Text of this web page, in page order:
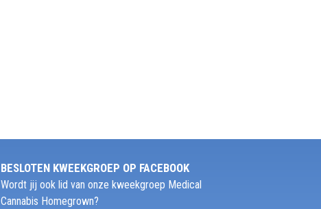
BESLOTEN KWEEKGROEP OP FACEBOOK
Wordt jij ook lid van onze kweekgroep Medical
Cannabis Homegrown?